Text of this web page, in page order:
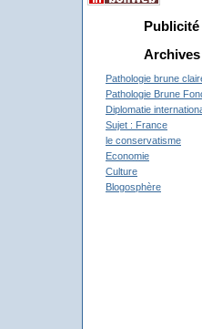
Publicité
Archives
Pathologie brune
Pathologie Brune
Diplomatie
Sujet : France
le conservatisme
Economie
Culture
Blogosphère